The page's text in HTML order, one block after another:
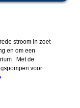
stroom in zoet-
en om een
Met de
voor